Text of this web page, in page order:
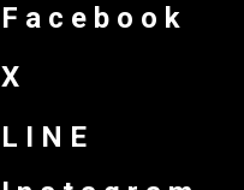
Facebook
X
LINE